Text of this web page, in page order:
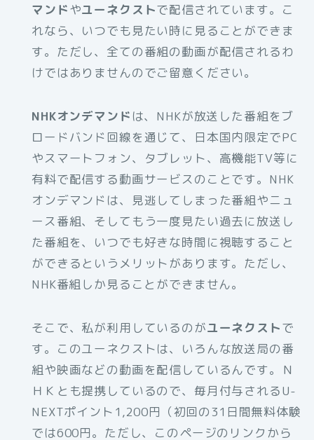
マンドやユーネクストで配信されています。こ
れなら、いつでも見たい時に見ることができま
す。ただし、全ての番組の動画が配信されるわ
けではありませんのでご留意ください。
NHKオンデマンド は、NHKが放送した番組をブ
ロードバンド回線を通じて、日本国内限定でPC
やスマートフォン、タブレット、高機能TV等に
有料で配信する動画サービスのことです。NHK
オンデマンドは、見逃してしまった番組やニュ
ース番組、そしてもう一度見たい過去に放送し
た番組を、いつでも好きな時間に視聴すること
ができるというメリットがあります。ただし、
NHK番組しか見ることができません。
そこで、私が利用しているのがユーネクストで
す。このユーネクストは、いろんな放送局の番
組や映画などの動画を配信しているんです。Ｎ
ＨＫとも提携しているので、毎月付与されるU-
NEXTポイント1,200円（初回の31日間無料体験
では600円。ただし、このページのリンクから